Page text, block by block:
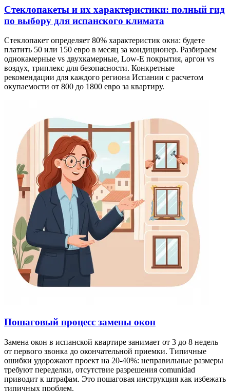
Стеклопакеты и их характеристики: полный гид
по выбору для испанского климата
Стеклопакет определяет 80% характеристик окна: будете
платить 50 или 150 евро в месяц за кондиционер. Разбираем
однокамерные vs двухкамерные, Low-E покрытия, аргон vs
воздух, триплекс для безопасности. Конкретные
рекомендации для каждого региона Испании с расчетом
окупаемости от 800 до 1800 евро за квартиру.
Пошаговый процесс замены окон
Замена окон в испанской квартире занимает от 3 до 8 недель
от первого звонка до окончательной приемки. Типичные
ошибки удорожают проект на 20-40%: неправильные размеры
требуют переделки, отсутствие разрешения comunidad
приводит к штрафам. Это пошаговая инструкция как избежать
типичных проблем.